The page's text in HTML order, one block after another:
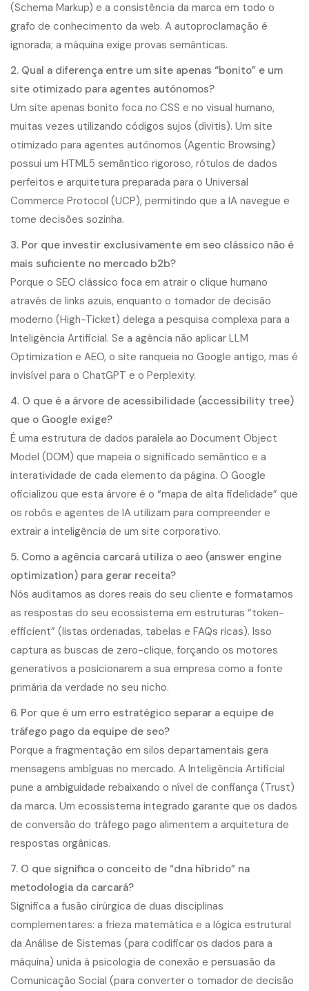
(Schema Markup) e a consistência da marca em todo o
grafo de conhecimento da web. A autoproclamação é
ignorada; a máquina exige provas semânticas.
2. Qual a diferença entre um site apenas “bonito” e um
site otimizado para agentes autônomos?
Um site apenas bonito foca no CSS e no visual humano,
muitas vezes utilizando códigos sujos (divitis). Um site
otimizado para agentes autônomos (Agentic Browsing)
possui um HTML5 semântico rigoroso, rótulos de dados
perfeitos e arquitetura preparada para o Universal
Commerce Protocol (UCP), permitindo que a IA navegue e
tome decisões sozinha.
3. Por que investir exclusivamente em seo clássico não é
mais suficiente no mercado b2b?
Porque o SEO clássico foca em atrair o clique humano
através de links azuis, enquanto o tomador de decisão
moderno (High-Ticket) delega a pesquisa complexa para a
Inteligência Artificial. Se a agência não aplicar LLM
Optimization e AEO, o site ranqueia no Google antigo, mas é
invisível para o ChatGPT e o Perplexity.
4. O que é a árvore de acessibilidade (accessibility tree)
que o Google exige?
É uma estrutura de dados paralela ao Document Object
Model (DOM) que mapeia o significado semântico e a
interatividade de cada elemento da página. O Google
oficializou que esta árvore é o “mapa de alta fidelidade” que
os robôs e agentes de IA utilizam para compreender e
extrair a inteligência de um site corporativo.
5. Como a agência carcará utiliza o aeo (answer engine
optimization) para gerar receita?
Nós auditamos as dores reais do seu cliente e formatamos
as respostas do seu ecossistema em estruturas “token-
efficient” (listas ordenadas, tabelas e FAQs ricas). Isso
captura as buscas de zero-clique, forçando os motores
generativos a posicionarem a sua empresa como a fonte
primária da verdade no seu nicho.
6. Por que é um erro estratégico separar a equipe de
tráfego pago da equipe de seo?
Porque a fragmentação em silos departamentais gera
mensagens ambíguas no mercado. A Inteligência Artificial
pune a ambiguidade rebaixando o nível de confiança (Trust)
da marca. Um ecossistema integrado garante que os dados
de conversão do tráfego pago alimentem a arquitetura de
respostas orgânicas.
7. O que significa o conceito de “dna híbrido” na
metodologia da carcará?
Significa a fusão cirúrgica de duas disciplinas
complementares: a frieza matemática e a lógica estrutural
da Análise de Sistemas (para codificar os dados para a
máquina) unida à psicologia de conexão e persuasão da
Comunicação Social (para converter o tomador de decisão